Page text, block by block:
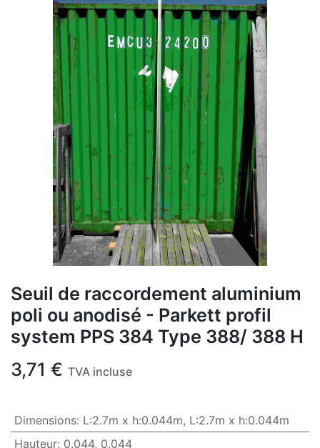
Seuil de raccordement aluminium
poli ou anodisé - Parkett profil
system PPS 384 Type 388/ 388 H
3,71 € TVA incluse
Dimensions: L:2.7m x h:0.044m, L:2.7m x h:0.044m
Hauteur: 0.044, 0.044